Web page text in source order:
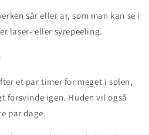
sår eller ar, som man kan se i
laser- eller syrepeeling.
et par timer for meget i solen,
forsvinde igen. Huden vil også
par dage.